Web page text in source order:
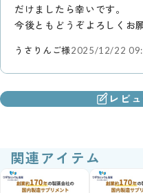
だけましたら幸いです。
今後ともどうぞよろしくお
うさりんご様2025/12/22
レビ
関連アイテム